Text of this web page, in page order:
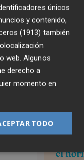
únicos
y contenido,
(1913) también
web. Algunos
derecho a
momento en
TODO